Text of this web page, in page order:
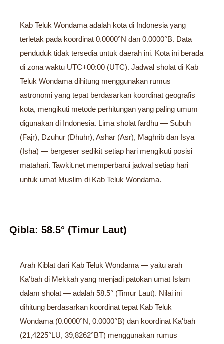
Kab Teluk Wondama adalah kota di Indonesia yang
terletak pada koordinat 0.0000°N dan 0.0000°B. Data
penduduk tidak tersedia untuk daerah ini. Kota ini berada
di zona waktu UTC+00:00 (UTC). Jadwal sholat di Kab
Teluk Wondama dihitung menggunakan rumus
astronomi yang tepat berdasarkan koordinat geografis
kota, mengikuti metode perhitungan yang paling umum
digunakan di Indonesia. Lima sholat fardhu — Subuh
(Fajr), Dzuhur (Dhuhr), Ashar (Asr), Maghrib dan Isya
(Isha) — bergeser sedikit setiap hari mengikuti posisi
matahari. Tawkit.net memperbarui jadwal setiap hari
untuk umat Muslim di Kab Teluk Wondama.
Qibla: 58.5° (Timur Laut)
Arah Kiblat dari Kab Teluk Wondama — yaitu arah
Ka'bah di Mekkah yang menjadi patokan umat Islam
dalam sholat — adalah 58.5° (Timur Laut). Nilai ini
dihitung berdasarkan koordinat tepat Kab Teluk
Wondama (0.0000°N, 0.0000°B) dan koordinat Ka'bah
(21,4225°LU, 39,8262°BT) menggunakan rumus